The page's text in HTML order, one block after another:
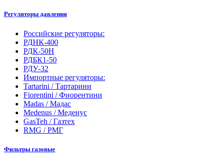
Регуляторы давления
Российские регуляторы:
РДНК-400
РДК-50Н
РДБК1-50
РДУ-32
Импортные регуляторы:
Tartarini / Тартарини
Fiorentini / Фиорентини
Madas / Мадас
Medenus / Меденус
GasTeh / Газтех
RMG / РМГ
Фильтры газовые